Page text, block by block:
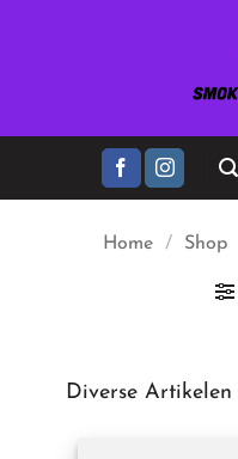
Home / Shop
Diverse Artikelen